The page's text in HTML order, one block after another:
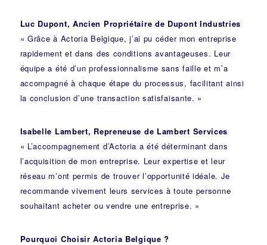
Luc Dupont, Ancien Propriétaire de Dupont Industries
« Grâce à Actoria Belgique, j’ai pu céder mon entreprise
rapidement et dans des conditions avantageuses. Leur
équipe a été d’un professionnalisme sans faille et m’a
accompagné à chaque étape du processus, facilitant ainsi
la conclusion d’une transaction satisfaisante. »
Isabelle Lambert, Repreneuse de Lambert Services
« L’accompagnement d’Actoria a été déterminant dans
l’acquisition de mon entreprise. Leur expertise et leur
réseau m’ont permis de trouver l’opportunité idéale. Je
recommande vivement leurs services à toute personne
souhaitant acheter ou vendre une entreprise. »
Pourquoi Choisir Actoria Belgique ?